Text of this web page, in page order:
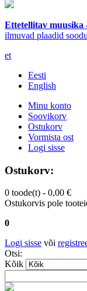
Ettetellitav muusika
ilmuvad plaadid
et
Eesti
English
Minu konto
Soovikorv
Ostukorv
Vormista ost
Logi sisse
Ostukorv:
0 toode(t) - 0,00 €
Ostukorvis pole
0
Logi sisse või
Otsi:
Kõik